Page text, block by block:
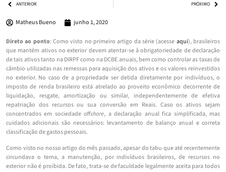
ANTERIOR PRÓXIMO
Matheus Bueno junho 1, 2020
Direto ao ponto: Como visto no primeiro artigo da série (acesse aqui), brasileiros
que mantém ativos no exterior devem atentar-se à obrigatoriedade de declaração
de tais ativos tanto na DIRPF como na DCBE anuais, bem como controlar as taxas de
câmbio utilizadas nas remessas para aquisição dos ativos e os valores reinvestidos
no exterior. No caso de a propriedade ser detida diretamente por indivíduos, o
imposto de renda brasileiro está atrelado ao proveito econômico decorrente de
liquidação, resgate, amortização ou similar, independentemente de efetiva
repatriação dos recursos ou sua conversão em Reais. Caso os ativos sejam
concentrados em sociedadeoffshore, a declaração anual fica simplificada, mas
cuidados adicionais são necessários: levantamento de balanço anual e correta
classificação de gastos pessoais.
Como visto no nosso artigo do mês passado, apesar do tabu que até recentemente
circundava o tema, a manutenção, por indivíduos brasileiros, de recursos no
exterior não é proibida. De fato, trata-se de faculdade legalmente aceita para todos